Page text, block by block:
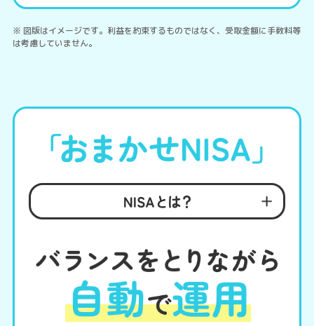
※ 図版はイメージです。利益を約束するものではなく、受取金額に手数料等
は考慮していません。